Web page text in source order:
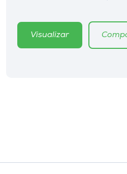
Selecione
Visualizar